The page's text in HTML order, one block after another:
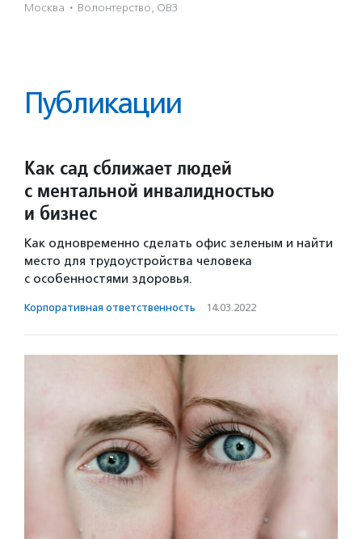
Москва · Волонтерство, ОВЗ
Публикации
Как сад сближает людей
с ментальной инвалидностью
и бизнес
Как одновременно сделать офис зеленым и найти
место для трудоустройства человека
с особенностями здоровья.
Корпоративная ответственность · 14.03.2022